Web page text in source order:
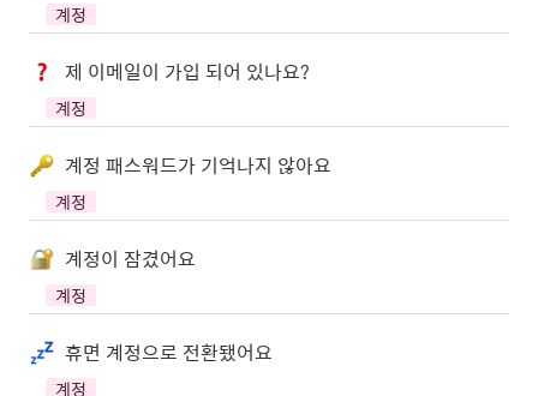
계정
제 이메일이 가입 되어 있나요?
계정
계정 패스워드가 기억나지 않아요
계정
계정이 잠겼어요
계정
휴면 계정으로 전환됐어요
계정